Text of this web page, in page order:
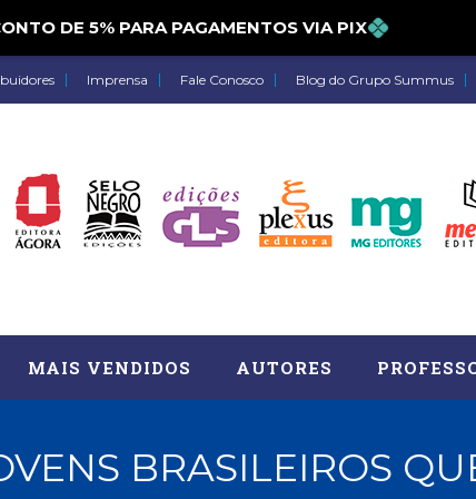
DE 5% PARA PAGAMENTOS VIA PIX
Imprensa Fale Conosco Blog do Grupo Summus
MAIS VENDIDOS AUTORES
BRASILEIROS